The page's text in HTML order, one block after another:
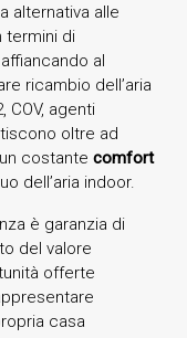
alternativa alle
termini di
al
ricambio dell’aria
COV, agenti
oltre ad
costante comfort
dell’aria indoor.
è garanzia di
del valore
offerte
casa